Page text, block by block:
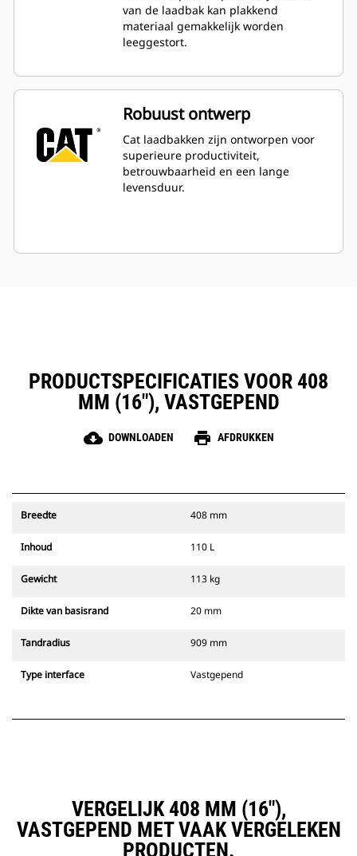
van de laadbak kan plakkend
materiaal gemakkelijk worden
leeggestort.
Robuust ontwerp
Cat laadbakken zijn ontworpen voor
superieure productiviteit,
betrouwbaarheid en een lange
levensduur.
PRODUCTSPECIFICATIES VOOR 408
MM (16"), VASTGEPEND
cloud_download DOWNLOADEN print AFDRUKKEN
Breedte 408 mm
Inhoud 110 L
Gewicht 113 kg
Dikte van basisrand 20 mm
Tandradius 909 mm
Type interface Vastgepend
VERGELIJK 408 MM (16"),
VASTGEPEND MET VAAK VERGELEKEN
PRODUCTEN.